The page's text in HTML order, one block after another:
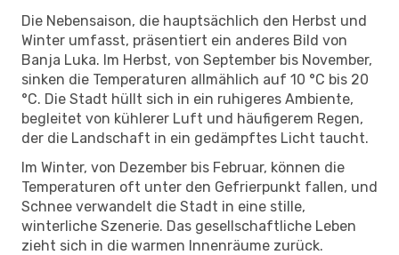
Die Nebensaison, die hauptsächlich den Herbst und
Winter umfasst, präsentiert ein anderes Bild von
Banja Luka. Im Herbst, von September bis November,
sinken die Temperaturen allmählich auf 10 °C bis 20
°C. Die Stadt hüllt sich in ein ruhigeres Ambiente,
begleitet von kühlerer Luft und häufigerem Regen,
der die Landschaft in ein gedämpftes Licht taucht.
Im Winter, von Dezember bis Februar, können die
Temperaturen oft unter den Gefrierpunkt fallen, und
Schnee verwandelt die Stadt in eine stille,
winterliche Szenerie. Das gesellschaftliche Leben
zieht sich in die warmen Innenräume zurück.